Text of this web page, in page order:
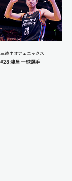
三遠ネオフェニックス
#28 津屋 一球選手